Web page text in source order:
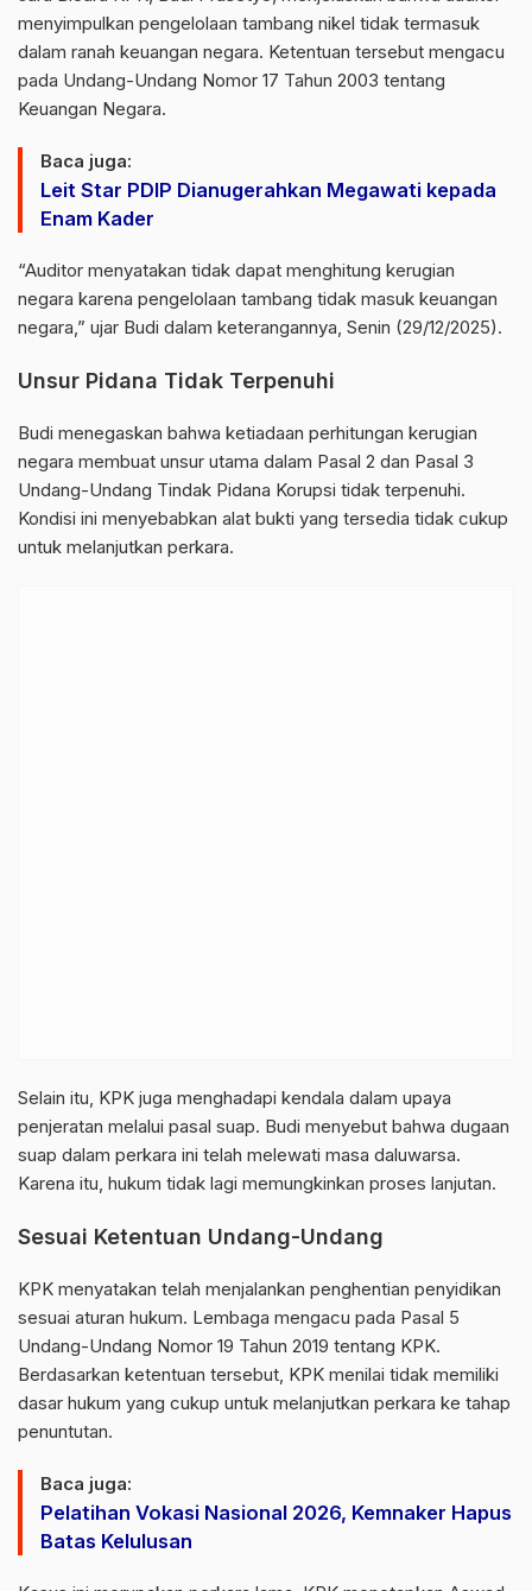
menyimpulkan pengelolaan tambang nikel tidak termasuk
dalam ranah keuangan negara. Ketentuan tersebut mengacu
pada Undang-Undang Nomor 17 Tahun 2003 tentang
Keuangan Negara.
Baca juga:
Leit Star PDIP Dianugerahkan Megawati kepada
Enam Kader
“Auditor menyatakan tidak dapat menghitung kerugian
negara karena pengelolaan tambang tidak masuk keuangan
negara,” ujar Budi dalam keterangannya, Senin (29/12/2025).
Unsur Pidana Tidak Terpenuhi
Budi menegaskan bahwa ketiadaan perhitungan kerugian
negara membuat unsur utama dalam Pasal 2 dan Pasal 3
Undang-Undang Tindak Pidana Korupsi tidak terpenuhi.
Kondisi ini menyebabkan alat bukti yang tersedia tidak cukup
untuk melanjutkan perkara.
Selain itu, KPK juga menghadapi kendala dalam upaya
penjeratan melalui pasal suap. Budi menyebut bahwa dugaan
suap dalam perkara ini telah melewati masa daluwarsa.
Karena itu, hukum tidak lagi memungkinkan proses lanjutan.
Sesuai Ketentuan Undang-Undang
KPK menyatakan telah menjalankan penghentian penyidikan
sesuai aturan hukum. Lembaga mengacu pada Pasal 5
Undang-Undang Nomor 19 Tahun 2019 tentang KPK.
Berdasarkan ketentuan tersebut, KPK menilai tidak memiliki
dasar hukum yang cukup untuk melanjutkan perkara ke tahap
penuntutan.
Baca juga:
Pelatihan Vokasi Nasional 2026, Kemnaker Hapus
Batas Kelulusan